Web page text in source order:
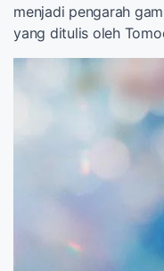
menjadi pengarah
yang ditulis oleh